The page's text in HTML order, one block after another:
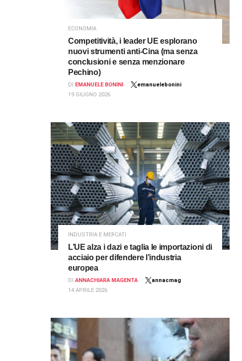
ECONOMIA
Competitività, i leader UE esplorano
nuovi strumenti anti-Cina (ma senza
conclusioni e senza menzionare
Pechino)
DI EMANUELE BONINI
emanuelebonini
19 GIUGNO 2026
INDUSTRIA E MERCATI
L’UE alza i dazi e taglia le importazioni di
acciaio per difendere l’industria
europea
DI ANNACHIARA MAGENTA
annacmag
14 APRILE 2026